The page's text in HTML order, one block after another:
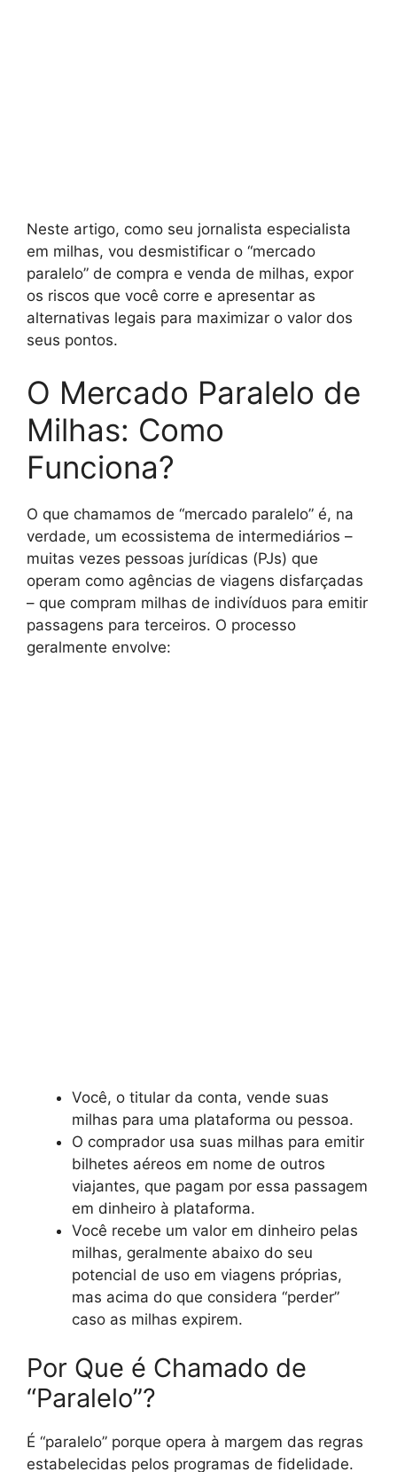
Neste artigo, como seu jornalista especialista
em milhas, vou desmistificar o “mercado
paralelo” de compra e venda de milhas, expor
os riscos que você corre e apresentar as
alternativas legais para maximizar o valor dos
seus pontos.
O Mercado Paralelo de
Milhas: Como
Funciona?
O que chamamos de “mercado paralelo” é, na
verdade, um ecossistema de intermediários –
muitas vezes pessoas jurídicas (PJs) que
operam como agências de viagens disfarçadas
– que compram milhas de indivíduos para emitir
passagens para terceiros. O processo
geralmente envolve:
Você, o titular da conta, vende suas
milhas para uma plataforma ou pessoa.
O comprador usa suas milhas para emitir
bilhetes aéreos em nome de outros
viajantes, que pagam por essa passagem
em dinheiro à plataforma.
Você recebe um valor em dinheiro pelas
milhas, geralmente abaixo do seu
potencial de uso em viagens próprias,
mas acima do que considera “perder”
caso as milhas expirem.
Por Que é Chamado de
“Paralelo”?
É “paralelo” porque opera à margem das regras
estabelecidas pelos programas de fidelidade.